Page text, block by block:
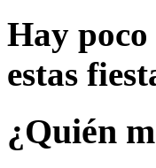
Hay
estas
¿Quién